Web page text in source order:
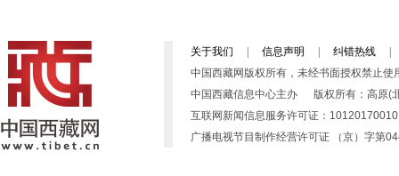
关于我们 信息声明 纠错热线
中国西藏网版权所有，未经书面授权禁止使
中国西藏信息中心主办 版权所有：高原(
互联网新闻信息服务许可证：
广播电视节目制作经营许可证 （京）字